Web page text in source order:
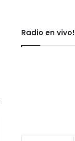
Radio en vivo!